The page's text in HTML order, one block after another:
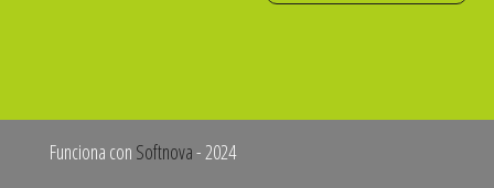
Funciona con Softnova- 2024